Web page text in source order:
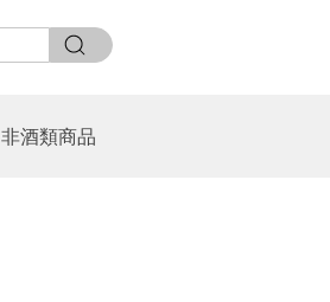
非酒類商品